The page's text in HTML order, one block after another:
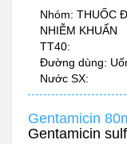
Nhóm: THUỐC
NHIỄM KHUẨN
TT40:
Đường dùng:
Nước SX:
Gentamicin
Gentamicin